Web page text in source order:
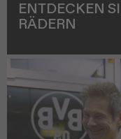
ENTDECKEN
RÄDERN